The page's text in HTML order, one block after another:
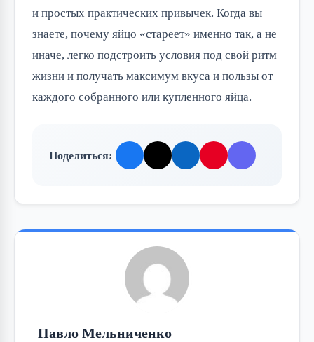
и простых практических привычек. Когда вы
знаете, почему яйцо «стареет» именно так, а не
иначе, легко подстроить условия под свой ритм
жизни и получать максимум вкуса и пользы от
каждого собранного или купленного яйца.
Поделиться:
Павло Мельниченко